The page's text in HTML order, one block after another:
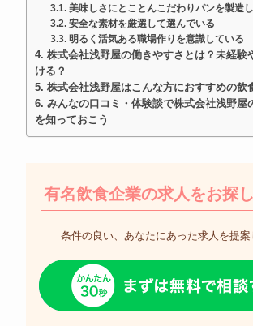
美味しさにとことんこだわりパンを製造
安全な素材を厳選して選んでいる
明るく活気ある職場作りを意識している
株式会社浅野屋の働きやすさとは？未経験
ける？
株式会社浅野屋はこんな方におすすめの飲
みんなの口コミ・体験談で株式会社浅野屋
を知っておこう
有名飲食企業の求人をお探
条件の良い、あなたにあった求人を提案